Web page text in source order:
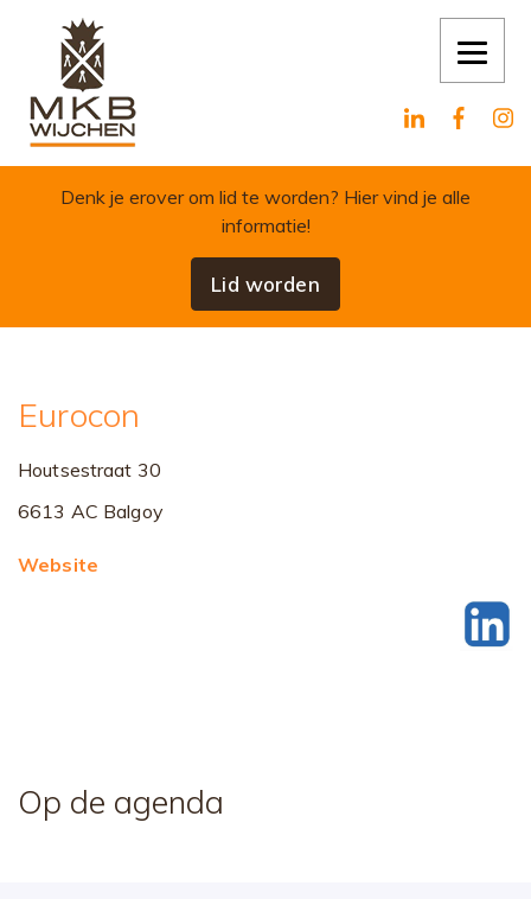
Skip to content
Denk je erover om lid te worden? Hier vind je alle
informatie!
Lid worden
Eurocon
Houtsestraat 30
6613 AC Balgoy
Website
Op de agenda